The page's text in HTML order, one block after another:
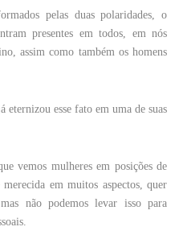
pelas duas polaridades, o
presentes em todos, em nós
assim como também os homens
eternizou esse fato em uma de suas
vemos mulheres em posições de
em muitos aspectos, quer
não podemos levar isso para